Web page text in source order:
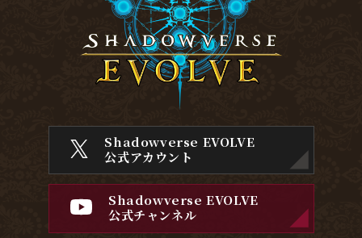
Shadowverse EVOLVE
公式アカウント
Shadowverse EVOLVE
公式チャンネル